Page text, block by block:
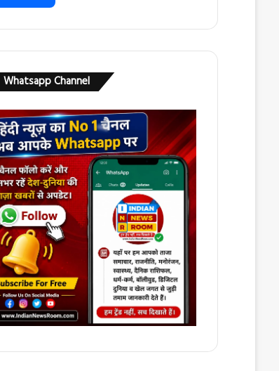
Whatsapp Channel